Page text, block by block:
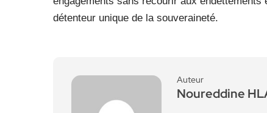
détenteur unique de la souveraineté.
Auteur
Noureddine